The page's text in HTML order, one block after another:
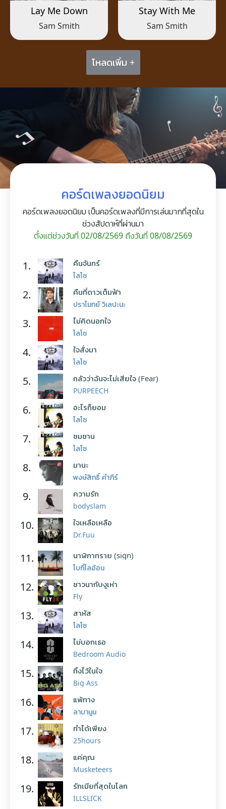
Lay Me Down
Sam Smith
Stay With Me
Sam Smith
โหลดเพิ่ม +
คอร์ดเพลงยอดนิยม
คอร์ดเพลงยอดนิยม เป็นคอร์ดเพลงที่มีการเล่นมากที่สุดใน
ช่วงสัปดาห์ที่ผ่านมา
ตั้งแต่ช่วงวันที่ 02/08/2569 ถึงวันที่ 08/08/2569
1. คืนจันทร์
โลโซ
2. คืนที่ดาวเต็มฟ้า
ปราโมทย์ วิเลปะนะ
3. ไม่คิดนอกใจ
โลโซ
4. ใจสั่งมา
โลโซ
5. กลัวว่าฉันจะไม่เสียใจ (Fear)
PURPEECH
6. อะไรก็ยอม
โลโซ
7. ซมซาน
โลโซ
8. มานะ
พงษ์สิทธิ์ คำภีร์
9. ความรัก
bodyslam
10. ใจเหลือเหลือ
Dr.Fuu
11. นาฬิกาทราย (sign)
โบกี้ไลอ้อน
12. ชาวนากับงูเห่า
Fly
13. สาหัส
โลโซ
14. ไม่บอกเธอ
Bedroom Audio
15. ทิ้งไว้ในใจ
Big Ass
16. แพ้ทาง
ลาบานูน
17. ทำได้เพียง
25hours
18. แค่คุณ
Musketeers
19. รักเมียที่สุดในโลก
ILLSLICK